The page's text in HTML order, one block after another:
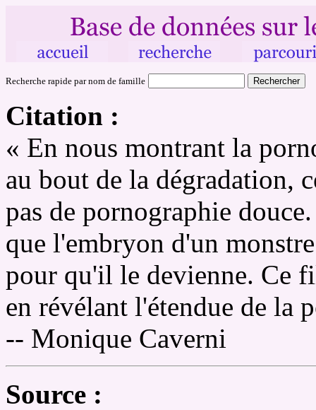
Recherche rapide par nom de famille
Citation :
« En nous montrant la
au bout de la dégradation,
pas de pornographie
que l'embryon d'un
pour qu'il le devienne. Ce
en révélant l'étendue de la
-- Monique Caverni
Source :